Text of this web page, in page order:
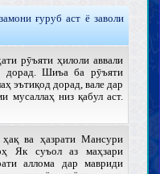
ғуруб аст ё заволи
рӯъяти ҳилоли аввали
дорад. Шиъа ба рӯъяти
эътиқод дорад, вале дар
мусаллаҳ низ қабул аст.
ва ҳазрати Мансури
Як суъол аз маҳзари
аллома дар мавриди